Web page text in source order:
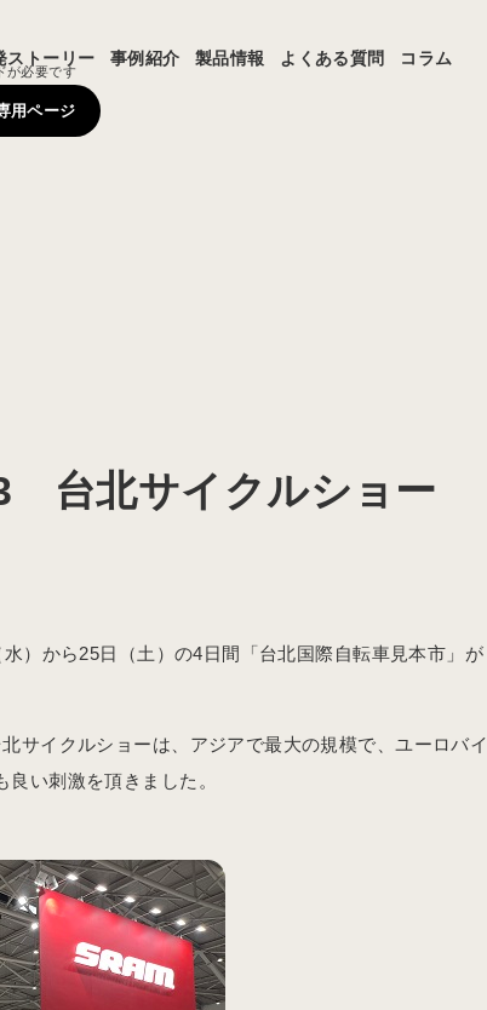
ストーリー 事例紹介 製品情報 よくある質問 コラム
用ページ
が必要です
台北サイクルショー
）から25日（土）の4日間「台北国際自転車見本市」が
サイクルショーは、アジアで最大の規模で、ユーロバイ
い刺激を頂きました。